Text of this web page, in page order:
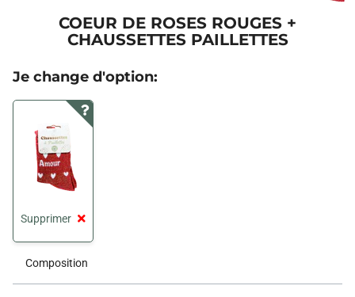
COEUR DE ROSES ROUGES +
CHAUSSETTES PAILLETTES
Je change d'option:
Supprimer
Composition